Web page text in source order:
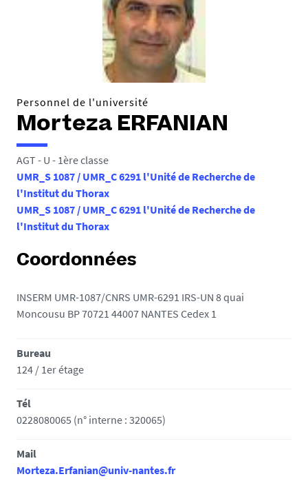
:Personnel de l'université
Morteza ERFANIAN
AGT - U - 1ère classe
UMR_S 1087 / UMR_C 6291 l'Unité de Recherche de
l'Institut du Thorax
UMR_S 1087 / UMR_C 6291 l'Unité de Recherche de
l'Institut du Thorax
Coordonnées
INSERM UMR-1087/CNRS UMR-6291 IRS-UN 8 quai
Moncousu BP 70721 44007 NANTES Cedex 1
Bureau
124 / 1er étage
Tél
0228080065 (n° interne : 320065)
Mail
Morteza.Erfanian@univ-nantes.fr